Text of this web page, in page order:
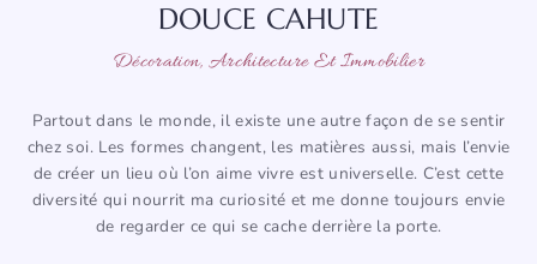
DOUCE CAHUTE
Décoration, Architecture Et Immobilier
Partout dans le monde, il existe une autre façon de se sentir
chez soi. Les formes changent, les matières aussi, mais l’envie
de créer un lieu où l’on aime vivre est universelle. C’est cette
diversité qui nourrit ma curiosité et me donne toujours envie
de regarder ce qui se cache derrière la porte.